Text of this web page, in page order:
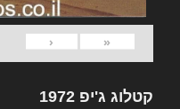
«
‹
קטלוג ג'יפ 1972